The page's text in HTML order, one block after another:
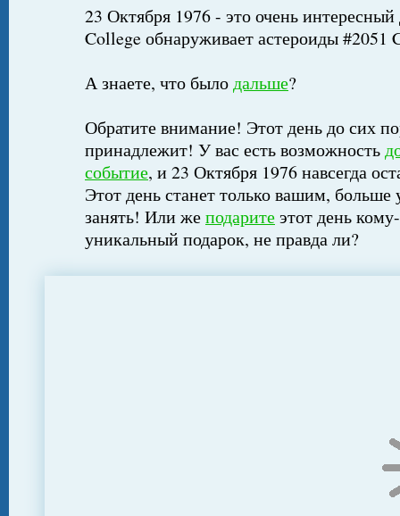
23 Октября 1976 - это очень
College обнаруживает астероиды #2051
А знаете, что былодальше?
Обратите внимание! Этот день до сих
принадлежит! У вас есть возможность
событие, и 23 Октября 1976 навсегда
Этот день станет только вашим,
занять! Или жеподаритеэтот день
уникальный подарок, не правда ли?